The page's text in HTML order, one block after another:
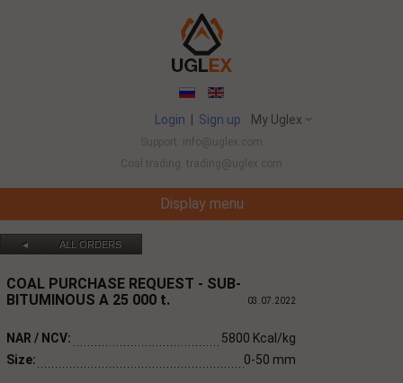
My Uglex
Login Sign up
Support: info@uglex.com
Coal trading: trading@uglex.com
Display menu
Coal India Limited's Executive Hiring Set To Jump
◄ ALL ORDERS
COAL PURCHASE REQUEST - SUB-
BITUMINOUS A 25 000 t. 03.07.2022
NAR / NCV:
5800 Kcal/kg
Size:
0-50 mm